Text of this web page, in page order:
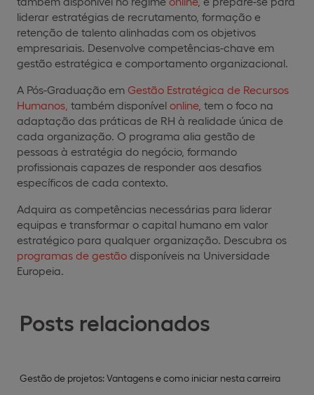
Posts relacionados
Gestão de projetos: Vantagens e como iniciar nesta carreira
liderar estratégias de recrutamento, formação e
retenção de talento alinhadas com os objetivos
empresariais. Desenvolve competências-chave em
gestão estratégica e comportamento organizacional.
A Pós-Graduação em Gestão Estratégica de Recursos
Humanos, também disponível online, tem o foco na
adaptação das práticas de RH à realidade única de
cada organização. O programa alia gestão de
pessoas à estratégia do negócio, formando
profissionais capazes de responder aos desafios
específicos de cada contexto.
Adquira as competências necessárias para liderar
equipas e transformar o capital humano em valor
estratégico para qualquer organização. Descubra os
programas de gestão disponíveis na Universidade
Europeia.